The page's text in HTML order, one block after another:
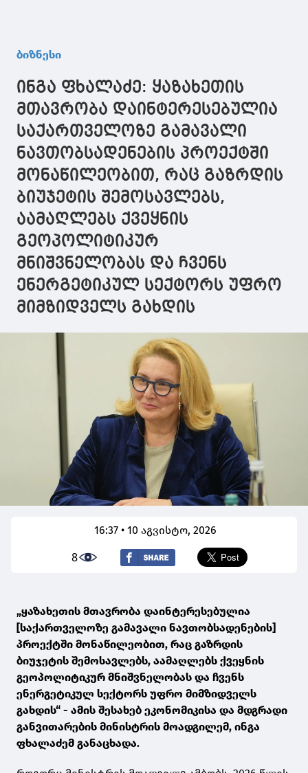
ბიზნესი
ინგა ფხალაძე: ყაზახეთის
მთავრობა დაინტერესებულია
საქართველოზე გამავალი
ნავთობსადენების პროექტში
მონაწილეობით, რაც გაზრდის
ბიუჯეტის შემოსავლებს,
აამაღლებს ქვეყნის
გეოპოლიტიკურ
მნიშვნელობას და ჩვენს
ენერგეტიკულ სექტორს უფრო
მიმზიდველს გახდის
16:37 • 10 აგვისტო, 2026
8
„ყაზახეთის მთავრობა დაინტერესებულია
[საქართველოზე გამავალი ნავთობსადენების]
პროექტში მონაწილეობით, რაც გაზრდის
ბიუჯეტის შემოსავლებს, აამაღლებს ქვეყნის
გეოპოლიტიკურ მნიშვნელობას და ჩვენს
ენერგეტიკულ სექტორს უფრო მიმზიდველს
გახდის“ - ამის შესახებ ეკონომიკისა და მდგრადი
განვითარების მინისტრის მოადგილემ, ინგა
ფხალაძემ განაცხადა.